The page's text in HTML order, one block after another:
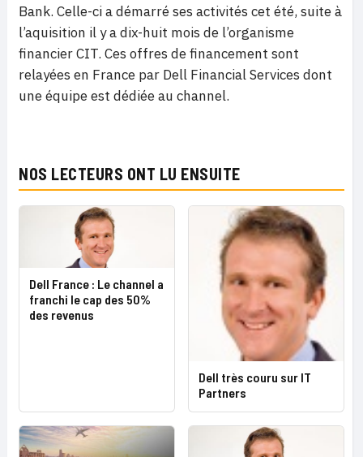
Bank. Celle-ci a démarré ses activités cet été, suite à
l’aquisition il y a dix-huit mois de l’organisme
financier CIT. Ces offres de financement sont
relayées en France par Dell Financial Services dont
une équipe est dédiée au channel.
NOS LECTEURS ONT LU ENSUITE
Dell France : Le channel a
franchi le cap des 50%
des revenus
Dell très couru sur IT
Partners